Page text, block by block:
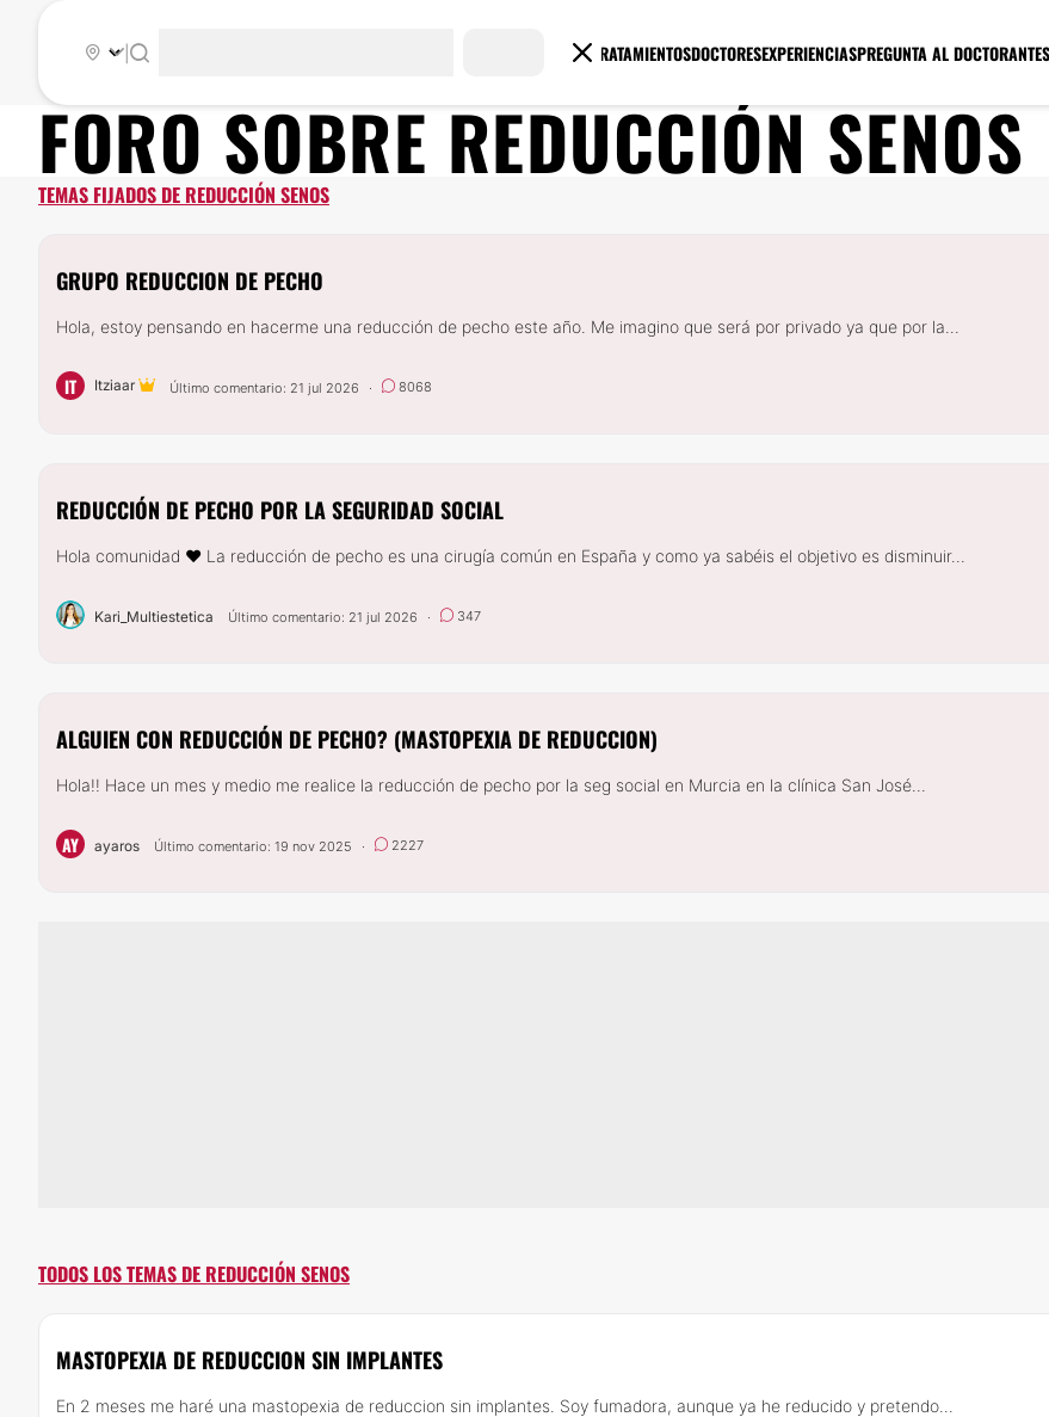
TRATAMIENTOSDOCTORESEXPERIENCIASPREGUNTA AL DOCTOR
|
FORO SOBREREDUCCIÓN SENOS
TEMAS FIJADOS DE REDUCCIÓN SENOS
GRUPO REDUCCION DE PECHO
Hola, estoy pensando en hacerme una reducción de pecho este año. Me imagino que será por privado ya que por la...
IT Itziaar Último comentario: 21 jul 2026 · 8068
REDUCCIÓN DE PECHO POR LA SEGURIDAD SOCIAL
Hola comunidad ❤ La reducción de pecho es una cirugía común en España y como ya sabéis el objetivo es disminuir...
Kari_Multiestetica Último comentario: 21 jul 2026 · 347
ALGUIEN CON REDUCCIÓN DE PECHO? (MASTOPEXIA DE REDUCCION)
Hola!! Hace un mes y medio me realice la reducción de pecho por la seg social en Murcia en la clínica San José...
AY ayaros Último comentario: 19 nov 2025 · 2227
TODOS LOS TEMAS DE REDUCCIÓN SENOS
MASTOPEXIA DE REDUCCION SIN IMPLANTES
En 2 meses me haré una mastopexia de reduccion sin implantes. Soy fumadora, aunque ya he reducido y pretendo...